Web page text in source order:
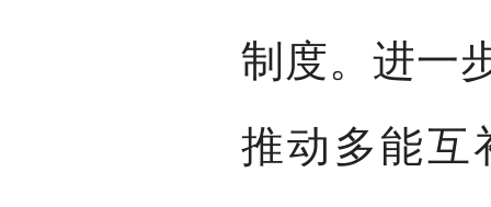
制度。进一
推动多能互